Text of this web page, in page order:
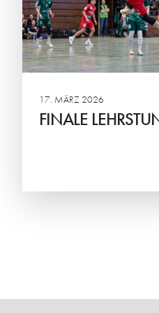
17. MÄRZ 2026
FINALE
JBLH-B: HG will in
Fortschritt